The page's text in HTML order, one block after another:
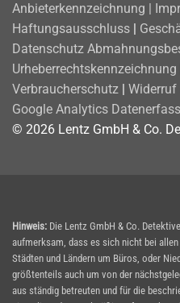
Anbieterkennzeichnung |
Haftungsausschluss |
Datenschutz
Urheberrechtskennzeichnung
Verbraucherschutz | Widerruf
Google Analytics
© 2026 Lentz GmbH & Co.
Hinweis: Die Lentz GmbH & Co.
aufmerksam, dass es sich nicht bei
Städten und Ländern um Büros, oder
größtenteils auch um von der
aus ständig betreuten und für die